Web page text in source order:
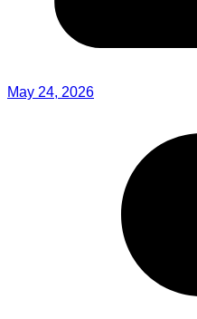
May 24, 2026